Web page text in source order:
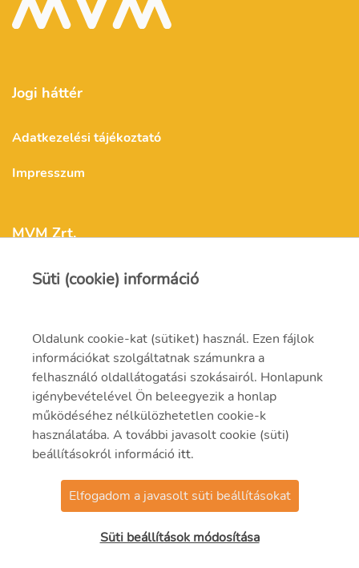
Jogi háttér
Adatkezelési tájékoztató
Impresszum
MVM Zrt.
1031 Budapest,
Szentendrei út 207-209.
(06-1) 304-2000
© 2021 MVM Zrt.
Süti (cookie) információ
Oldalunk cookie-kat (sütiket) használ. Ezen fájlok
információkat szolgáltatnak számunkra a
felhasználó oldallátogatási szokásairól. Honlapunk
igénybevételével Ön beleegyezik a honlap
működéséhez nélkülözhetetlen cookie-k
használatába. A további javasolt cookie (süti)
beállításokról információ itt.
Elfogadom a javasolt süti beállításokat
Süti beállítások módosítása